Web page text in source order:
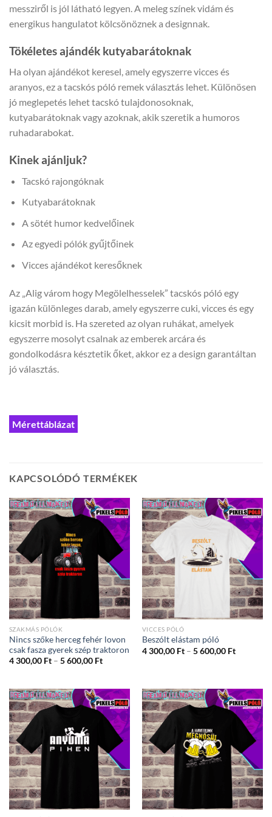
messziről is jól látható legyen. A meleg színek vidám és
energikus hangulatot kölcsönöznek a designnak.
Tökéletes ajándék kutyabarátoknak
Ha olyan ajándékot keresel, amely egyszerre vicces és
aranyos, ez a tacskós póló remek választás lehet. Különösen
jó meglepetés lehet tacskó tulajdonosoknak,
kutyabarátoknak vagy azoknak, akik szeretik a humoros
ruhadarabokat.
Kinek ajánljuk?
Tacskó rajongóknak
Kutyabarátoknak
A sötét humor kedvelőinek
Az egyedi pólók gyűjtőinek
Vicces ajándékot keresőknek
Az „Alig várom hogy Megölelhesselek” tacskós póló egy
igazán különleges darab, amely egyszerre cuki, vicces és egy
kicsit morbid is. Ha szereted az olyan ruhákat, amelyek
egyszerre mosolyt csalnak az emberek arcára és
gondolkodásra késztetik őket, akkor ez a design garantáltan
jó választás.
Mérettáblázat
KAPCSOLÓDÓ TERMÉKEK
SZAKMÁS PÓLÓK
Nincs szőke herceg fehér lovon
csak fasza gyerek szép traktoron
4 300,00 Ft – 5 600,00 FtÁrtartomány:
5
600,00 Ft
VICCES PÓLÓ
Beszólt elástam póló
4 300,00 Ft – 5 600,00 Ft
600,00 Ft